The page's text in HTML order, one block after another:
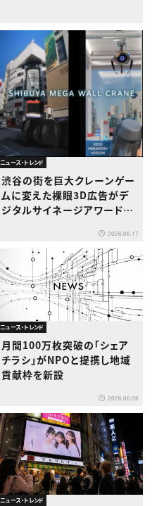
ニュース・トレンド
渋谷の街を巨大クレーンゲー
ムに変えた裸眼3D広告がデ
ジタルサイネージアワード20
2026.06.17
ニュース・トレンド
月間100万枚突破の「シェア
チラシ」がNPOと提携し地域
貢献枠を新設
2026.06.09
ニュース・トレンド